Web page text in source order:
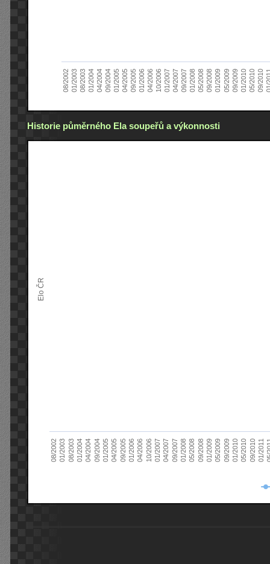
08/200201/200308/200301/200404/200409/200401/200504/200509/200501/200604/200610/200601/200704/200709/200701/200805/200809/200801/200905/200909/200901/201005/201009/2010
Historie půměrného Ela soupeřů a výkonnosti
Elo ČR
08/200201/200308/200301/200404/200409/200401/200504/200509/200501/200604/200610/200601/200704/200709/200701/200805/200809/200801/200905/200909/200901/201005/201009/201001/2011